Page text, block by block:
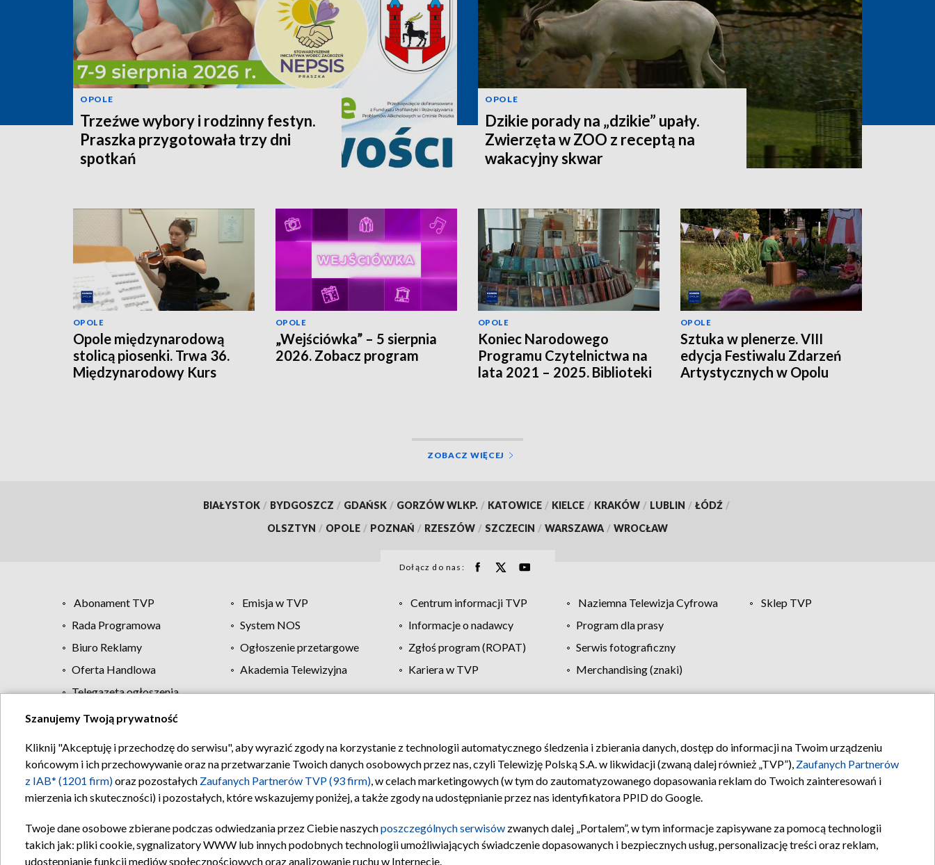
OPOLE
Trzeźwe wybory i rodzinny festyn.
Praszka przygotowała trzy dni
spotkań
OPOLE
Dzikie porady na „dzikie” upały.
Zwierzęta w ZOO z receptą na
wakacyjny skwar
OPOLE
Opole międzynarodową
stolicą piosenki. Trwa 36.
Międzynarodowy Kurs
OPOLE
„Wejściówka” – 5 sierpnia
2026. Zobacz program
OPOLE
Koniec Narodowego
Programu Czytelnictwa na
lata 2021 – 2025. Biblioteki
OPOLE
Sztuka w plenerze. VIII
edycja Festiwalu Zdarzeń
Artystycznych w Opolu
ZOBACZ WIĘCEJ
BIAŁYSTOK / BYDGOSZCZ / GDAŃSK / GORZÓW WLKP. / KATOWICE / KIELCE / KRAKÓW / LUBLIN / ŁÓDŹ /
OLSZTYN / OPOLE / POZNAŃ / RZESZÓW / SZCZECIN / WARSZAWA / WROCŁAW
Dołącz do nas:
Abonament TVP Emisja w TVP Centrum informacji TVP Naziemna Telewizja Cyfrowa
Sklep TVP
Rada Programowa
System NOS Informacje o nadawcy
Program dla prasy
Biuro Reklamy
Ogłoszenie przetargowe Zgłoś program (ROPAT)
Serwis fotograficzny
Oferta Handlowa
Akademia Telewizyjna Kariera w TVP
Merchandising (znaki)
Telegazeta ogłoszenia
Regulamin TVP Polityka prywatności Moje zgody Pomoc Biuro reklamy Kontakt
Szanujemy Twoją prywatność
Kliknij "Akceptuję i przechodzę do serwisu", aby wyrazić zgody na korzystanie z technologii automatycznego śledzenia i zbierania danych, dostęp do informacji na Twoim urządzeniu
końcowym i ich przechowywanie oraz na przetwarzanie Twoich danych osobowych przez nas, czyli Telewizję Polską S.A. w likwidacji (zwaną dalej również „TVP”), Zaufanych Partnerów
z IAB* (1201 firm)oraz pozostałych Zaufanych Partnerów TVP (93 firm), w celach marketingowych (w tym do zautomatyzowanego dopasowania reklam do Twoich zainteresowań i
mierzenia ich skuteczności) i pozostałych, które wskazujemy poniżej, a także zgody na udostępnianie przez nas identyfikatora PPID do Google.
Twoje dane osobowe zbierane podczas odwiedzania przez Ciebie naszychposzczególnych serwisów zwanych dalej „Portalem”, w tym informacje zapisywane za pomocą technologii
takich jak: pliki cookie, sygnalizatory WWW lub innych podobnych technologii umożliwiających świadczenie dopasowanych i bezpiecznych usług, personalizację treści oraz reklam,
udostępnianie funkcji mediów społecznościowych oraz analizowanie ruchu w Internecie.